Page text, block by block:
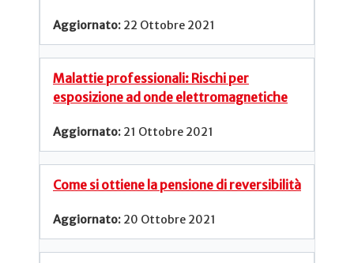
22 Ottobre 2021
Malattie professionali: Rischi per
esposizione ad onde elettromagnetiche
21 Ottobre 2021
Come si ottiene la pensione di reversibilità
20 Ottobre 2021